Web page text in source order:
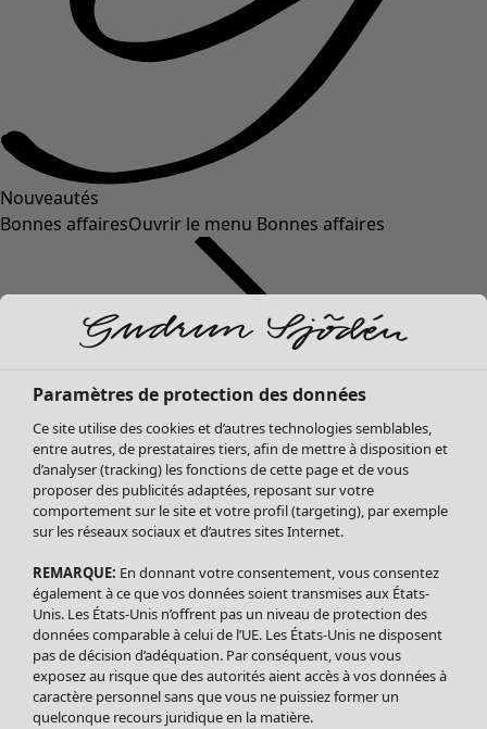
Nouveautés
Bonnes affairesOuvrir le menu Bonnes affaires
Soldes Vêtements
Tous les vêtements
Tuniques
Blouses
Tops
Gilets
Pantalon
Jupes
Paramètres de protection des données
Ce site utilise des cookies et d’autres technologies semblables,
entre autres, de prestataires tiers, afin de mettre à disposition et
d’analyser (tracking) les fonctions de cette page et de vous
proposer des publicités adaptées, reposant sur votre
comportement sur le site et votre profil (targeting), par exemple
sur les réseaux sociaux et d’autres sites Internet.
REMARQUE: En donnant votre consentement, vous consentez
également à ce que vos données soient transmises aux États-
Unis. Les États-Unis n’offrent pas un niveau de protection des
données comparable à celui de l’UE. Les États-Unis ne disposent
pas de décision d’adéquation. Par conséquent, vous vous
exposez au risque que des autorités aient accès à vos données à
caractère personnel sans que vous ne puissiez former un
quelconque recours juridique en la matière.